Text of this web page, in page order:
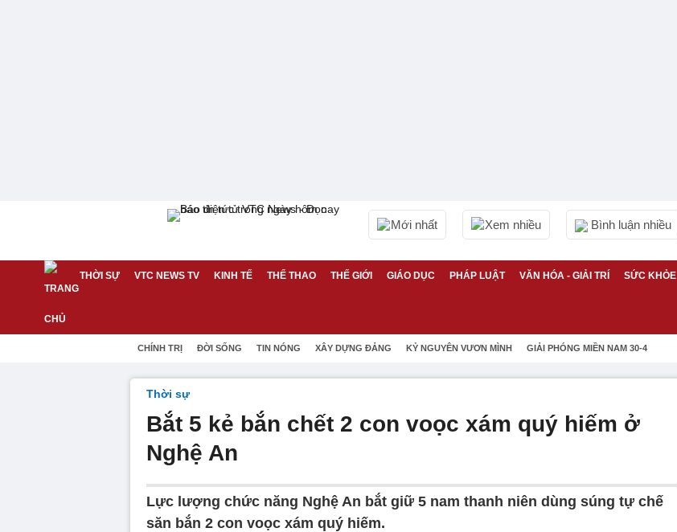
Mới nhất Xem nhiều Bình luận nhiều
THỜI SỰ VTC NEWS TV KINH TẾ THỂ THAO THẾ GIỚI GIÁO DỤC PHÁP LUẬT VĂN HÓA - GIẢI TRÍ SỨC KHỎE
CHÍNH TRỊ ĐỜI SỐNG TIN NÓNG XÂY DỰNG ĐẢNG KỶ NGUYÊN VƯƠN MÌNH GIẢI PHÓNG MIỀN NAM 30-4
Thời sự
Bắt 5 kẻ bắn chết 2 con voọc xám quý hiếm ở
Nghệ An
Lực lượng chức năng Nghệ An bắt giữ 5 nam thanh niên dùng súng tự chế
săn bắn 2 con voọc xám quý hiếm.